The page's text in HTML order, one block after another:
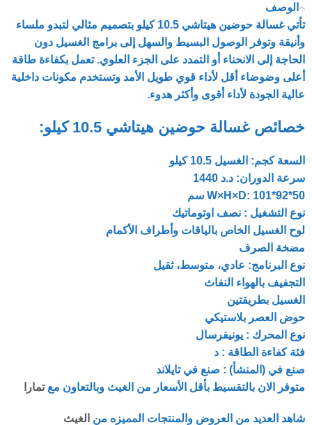
الوصف
تأتي غسالة حوضين هيتاشي 10.5 كيلو بتصميم مثالي لتبدو ملساء
وأنيقة وتوفر الوصول البسيط والسهل إلى برامج الغسيل دون
الحاجة إلى الانحناء أو التمدد على الجزء العلوي. تعمل بكفاءة طاقة
أعلى وضوضاء أقل لأداء قوي طويل الأمد وتستخدم مكونات داخلية
عالية الجودة لأداء أقوى وأكثر هدوء.
خصائص غسالة حوضين هيتاشي 10.5 كيلو:
السعة كجم: الغسيل 10.5 كيلو
سرعة الدوران: د.د 1440
W×H×D: 101*92*50 سم
نوع التشغيل : نصف اوتوماتيك
لوح الغسيل الخاص بالياقات وأطراف الأكمام
مضخة الصرف
نوع البرنامج: عادي، متوسط، ثقيل
التجفيف بالهواء النفاث
الغسيل بطريقتين
حوض العصر بلاستيكي
نوع المحرك : يونيفرسال
فئة كفاءة الطاقة : د
صنع في (المنشأ) : صنع في تايلاند
متوفر الان بالتقسيط بأقل الأسعار من الغيث وبالتعاون معتمارا
شاهد العديد من العروض والمنتجات المميزه من الغيث